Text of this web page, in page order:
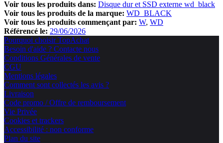
Voir tous les produits dans: Disque dur et SSD externe wd_black
Voir tous les produits de la marque: WD_BLACK
Voir tous les produits commençant par: W WD
Référencé le: 29/06/2026
Pourquoi choisir TopAchat
Besoin d'aide ? Contacte nous
Conditions Générales de vente
CGU
Mentions légales
Comment sont collectés les avis ?
Livraison
Code promo / Offre de remboursement
Vie Privée
Cookies et trackers
Accessibilité : non conforme
Plan du site